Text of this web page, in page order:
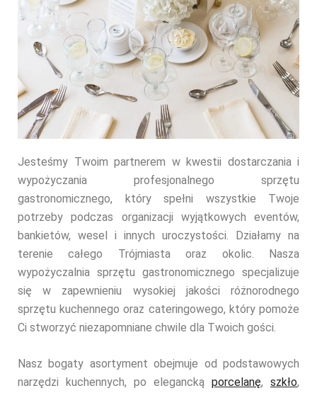
Jesteśmy Twoim partnerem w kwestii dostarczania i
wypożyczania profesjonalnego sprzętu
gastronomicznego, który spełni wszystkie Twoje
potrzeby podczas organizacji wyjątkowych eventów,
bankietów, wesel i innych uroczystości. Działamy na
terenie całego Trójmiasta oraz okolic. Nasza
wypożyczalnia sprzętu gastronomicznego specjalizuje
się w zapewnieniu wysokiej jakości różnorodnego
sprzętu kuchennego oraz cateringowego, który pomoże
Ci stworzyć niezapomniane chwile dla Twoich gości.
Nasz bogaty asortyment obejmuje od podstawowych
narzędzi kuchennych, po elegancką porcelanę, szkło,